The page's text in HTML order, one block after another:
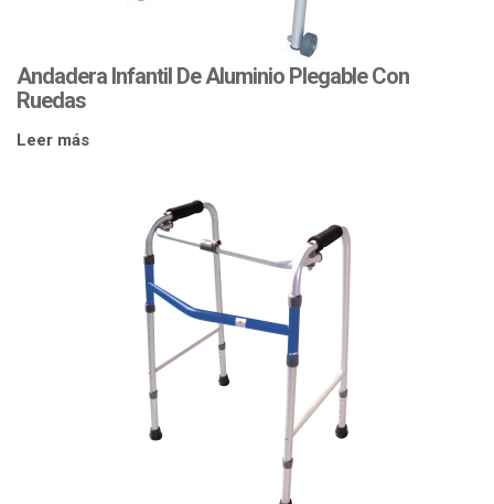
Andadera Infantil De Aluminio Plegable Con
Ruedas
Leer más